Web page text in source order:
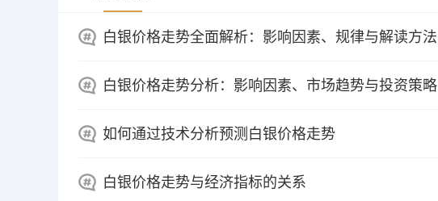
白银价格走势全面解析：影响因素、规律与解读方法
白银价格走势分析：影响因素、市场趋势与投资策略
如何通过技术分析预测白银价格走势
白银价格走势与经济指标的关系